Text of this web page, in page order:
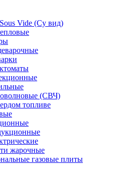
Vide (Су вид)
(СВЧ)
топливе
жарочные
газовые плиты